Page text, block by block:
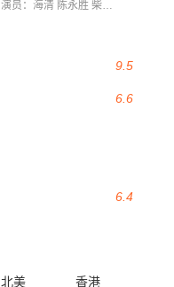
演员：海清 陈永胜 柴烨 王玥婷 万国鹏 美朵达瓦 赵瑞婷 罗解艳 郭莉娜 潘家艳
9.5
6.6
6.4
北美 香港